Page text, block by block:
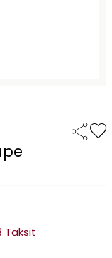
Taksit